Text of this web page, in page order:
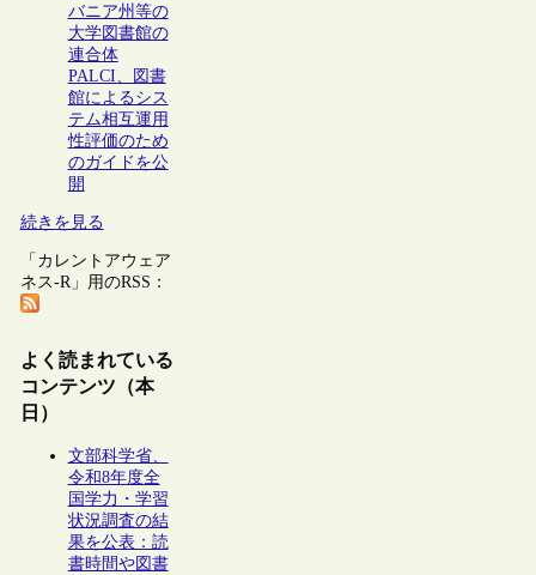
バニア州等の
大学図書館の
連合体
PALCI、図書
館によるシス
テム相互運用
性評価のため
のガイドを公
開
続きを見る
「カレントアウェア
ネス-R」用のRSS：
よく読まれている
コンテンツ（本
日）
文部科学省、
令和8年度全
国学力・学習
状況調査の結
果を公表：読
書時間や図書